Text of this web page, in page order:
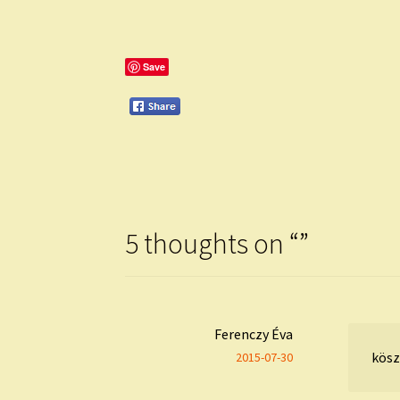
Save
5 thoughts on “”
Ferenczy Éva
2015-07-30